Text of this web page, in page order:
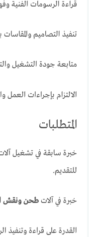
قراءة الرسومات الفنية
تنفيذ التصاميم والمقاسات
متابعة جودة التشغيل
الالتزام بإجراءات العمل
المتطلبات
خبرة سابقة في تشغيل
للتقديم.
خبرة في آلاتطحن ونقش
القدرة على قراءة وتنفيذ